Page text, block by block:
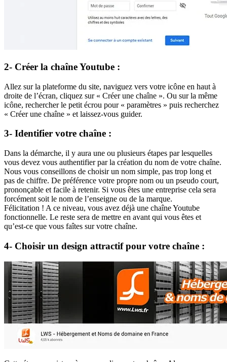
2- Créer la chaîne Youtube :
Allez sur la plateforme du site, naviguez vers votre icône en haut à
droite de l’écran, cliquez sur « Créer une chaîne ». Ou sur la même
icône, rechercher le petit écrou pour « paramètres » puis recherchez
« Créer une chaîne » et laissez-vous guider.
3- Identifier votre chaîne :
Dans la démarche, il y aura une ou plusieurs étapes par lesquelles
vous devez vous authentifier par la création du nom de votre chaîne.
Nous vous conseillons de choisir un nom simple, pas trop long et
pas de chiffre. De préférence votre propre nom ou un pseudo court,
prononçable et facile à retenir. Si vous êtes une entreprise cela sera
forcément soit le nom de l’enseigne ou de la marque.
Félicitation ! A ce niveau, vous avez déjà une chaîne Youtube
fonctionnelle. Le reste sera de mettre en avant qui vous êtes et
qu’est-ce que vous faîtes sur votre chaîne.
4- Choisir un design attractif pour votre chaîne :